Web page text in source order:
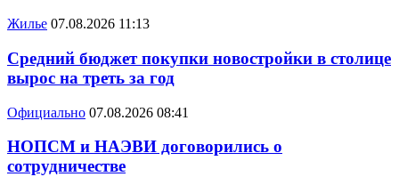
Жилье 07.08.2026 11:13
Средний бюджет покупки новостройки в столице
вырос на треть за год
Официально 07.08.2026 08:41
НОПСМ и НАЭВИ договорились о
сотрудничестве